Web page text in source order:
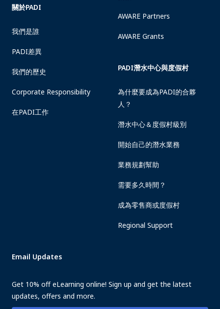
關於PADI
我們是誰
PADI差異
我們的歷史
Corporate Responsibility
在PADI工作
AWARE Partners
AWARE Grants
PADI潛水中心與度假村
為什麼要成為PADI的合夥
人？
潛水中心＆度假村級別
開始自己的潛水業務
業務規劃幫助
需要多久時間？
成為零售商或度假村
Regional Support
Email Updates
Get 10% off eLearning online! Sign up and get the latest
updates, offers and more.